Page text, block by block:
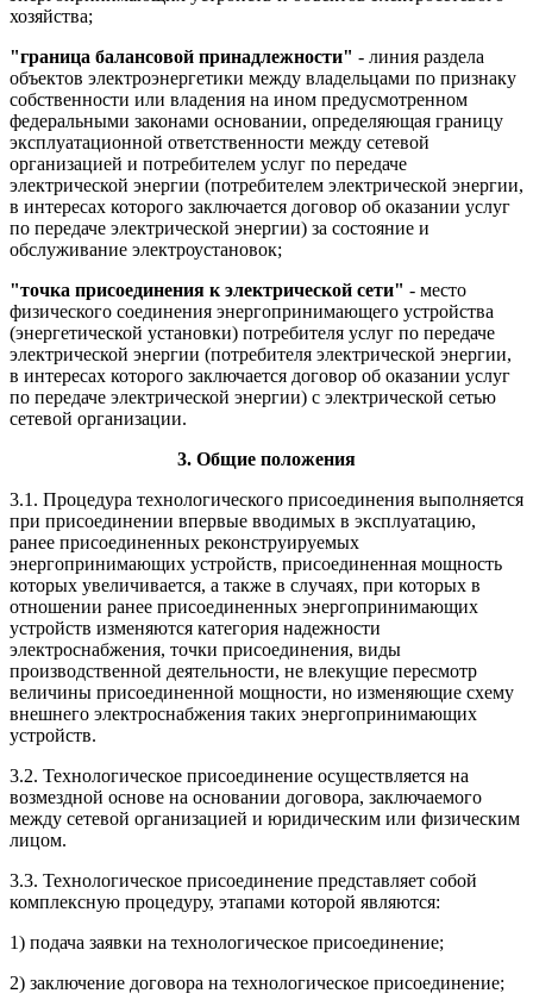
хозяйства;
"граница балансовой принадлежности" - линия раздела
объектов электроэнергетики между владельцами по признаку
собственности или владения на ином предусмотренном
федеральными законами основании, определяющая границу
эксплуатационной ответственности между сетевой
организацией и потребителем услуг по передаче
электрической энергии (потребителем электрической энергии,
в интересах которого заключается договор об оказании услуг
по передаче электрической энергии) за состояние и
обслуживание электроустановок;
"точка присоединения к электрической сети" - место
физического соединения энергопринимающего устройства
(энергетической установки) потребителя услуг по передаче
электрической энергии (потребителя электрической энергии,
в интересах которого заключается договор об оказании услуг
по передаче электрической энергии) с электрической сетью
сетевой организации.
3. Общие положения
3.1. Процедура технологического присоединения выполняется
при присоединении впервые вводимых в эксплуатацию,
ранее присоединенных реконструируемых
энергопринимающих устройств, присоединенная мощность
которых увеличивается, а также в случаях, при которых в
отношении ранее присоединенных энергопринимающих
устройств изменяются категория надежности
электроснабжения, точки присоединения, виды
производственной деятельности, не влекущие пересмотр
величины присоединенной мощности, но изменяющие схему
внешнего электроснабжения таких энергопринимающих
устройств.
3.2. Технологическое присоединение осуществляется на
возмездной основе на основании договора, заключаемого
между сетевой организацией и юридическим или физическим
лицом.
3.3. Технологическое присоединение представляет собой
комплексную процедуру, этапами которой являются:
1) подача заявки на технологическое присоединение;
2) заключение договора на технологическое присоединение;